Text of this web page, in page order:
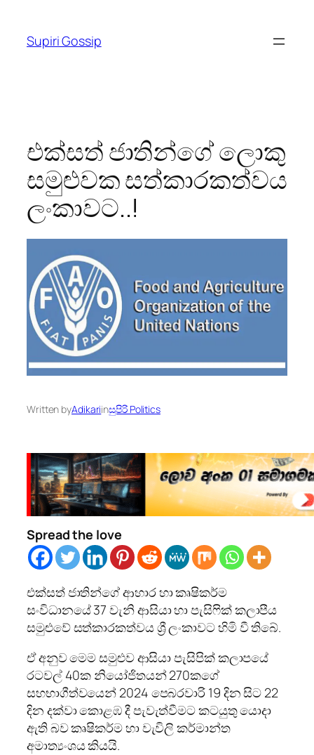
content
Supiri Gossip
එක්සත් ජාතින්ගේ ලොකු
සමුළුවක සත්කාරකත්වය
ලංකාවට..!
Written byAdikariinසුපිරි Politics
Spread the love
එක්සත් ජාතින්ගේ ආහාර හා කෘෂිකර්ම
සංවිධානයේ 37 වැනි ආසියා හා පැසිෆික් කලාපීය
සමුළුවේ සත්කාරකත්වය ශ්‍රී ලංකාවට හිමි වී තිබේ.
ඒ අනුව මෙම සමුළුව ආසියා පැසිපික් කලාපයේ
රටවල් 40ක නියෝජිතයන් 270කගේ
සහභාගීත්වයෙන් 2024 පෙබරවාරි 19 දින සිට 22
දින දක්වා කොළඹ දී පැවැත්වීමට කටයුතු යොදා
ඇති බව කෘෂිකර්ම හා වැවිලි කර්මාන්ත
අමාත්‍යංශය කියයි.